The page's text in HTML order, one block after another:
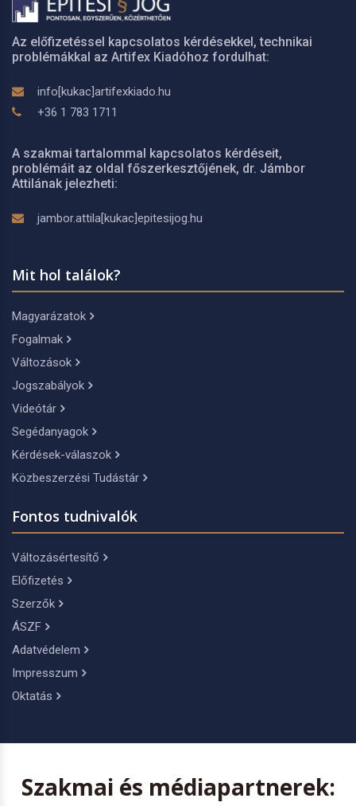
Az előfizetéssel kapcsolatos kérdésekkel, technikai
problémákkal az Artifex Kiadóhoz fordulhat:
info[kukac]artifexkiado.hu
+36 1 783 1711
A szakmai tartalommal kapcsolatos kérdéseit,
problémáit az oldal főszerkesztőjének, dr. Jámbor
Attilának jelezheti:
jambor.attila[kukac]epitesijog.hu
Mit hol találok?
Magyarázatok
Fogalmak
Változások
Jogszabályok
Videótár
Segédanyagok
Kérdések-válaszok
Közbeszerzési Tudástár
Fontos tudnivalók
Változásértesítő
Előfizetés
Szerzők
ÁSZF
Adatvédelem
Impresszum
Oktatás
Szakmai és médiapartnerek: